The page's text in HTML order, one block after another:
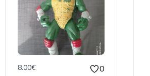
8.00€ 0